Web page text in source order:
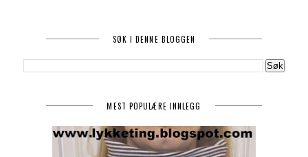
SØK I DENNE BLOGGEN
MEST POPULÆRE INNLEGG